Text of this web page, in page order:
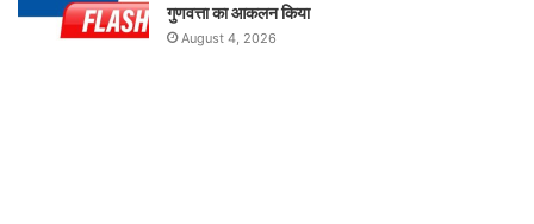
गुणवत्ता का आकलन किया
August 4, 2026